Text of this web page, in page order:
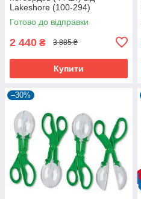
Lakeshore (100-294)
Готово до відправки
2 440 ₴ 3 885 ₴
Купити
–30%